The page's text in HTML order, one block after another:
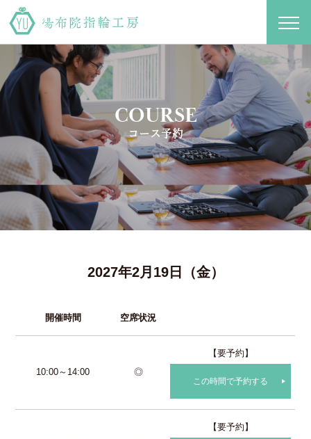
COURSE
コース予約
2027年2月19日（金）
開催時間 空席状況
10:00～14:00 ◎
【要予約】
この時間で予約する
【要予約】